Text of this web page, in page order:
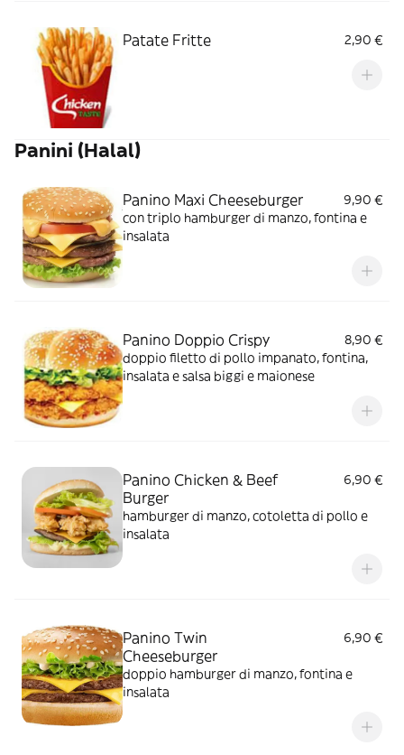
Patate Fritte 2,90 €
Panini (Halal)
Panino Maxi Cheeseburger
9,90 €
con triplo hamburger di manzo, fontina e
insalata
Panino Doppio Crispy
8,90 €
doppio filetto di pollo impanato, fontina,
insalata e salsa biggi e maionese
Panino Chicken & Beef
Burger
6,90 €
hamburger di manzo, cotoletta di pollo e
insalata
Panino Twin
Cheeseburger
6,90 €
doppio hamburger di manzo, fontina e
insalata